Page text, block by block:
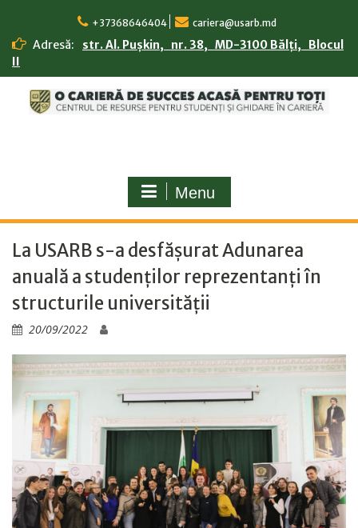
content
+37368646404 cariera@usarb.md
Adresă:
str. Al. Pușkin, nr. 38, MD-3100 Bălți, Blocul
II
Menu
La USARB s-a desfășurat Adunarea
anuală a studenților reprezentanți în
structurile universității
20/09/2022